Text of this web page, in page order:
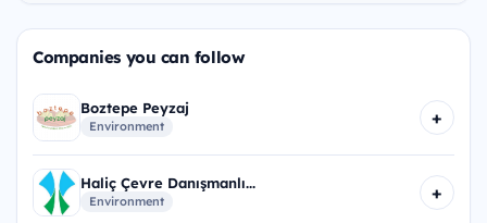
Companies you can follow
Boztepe Peyzaj
Environment +
Haliç Çevre Danışmanlı...
Environment +